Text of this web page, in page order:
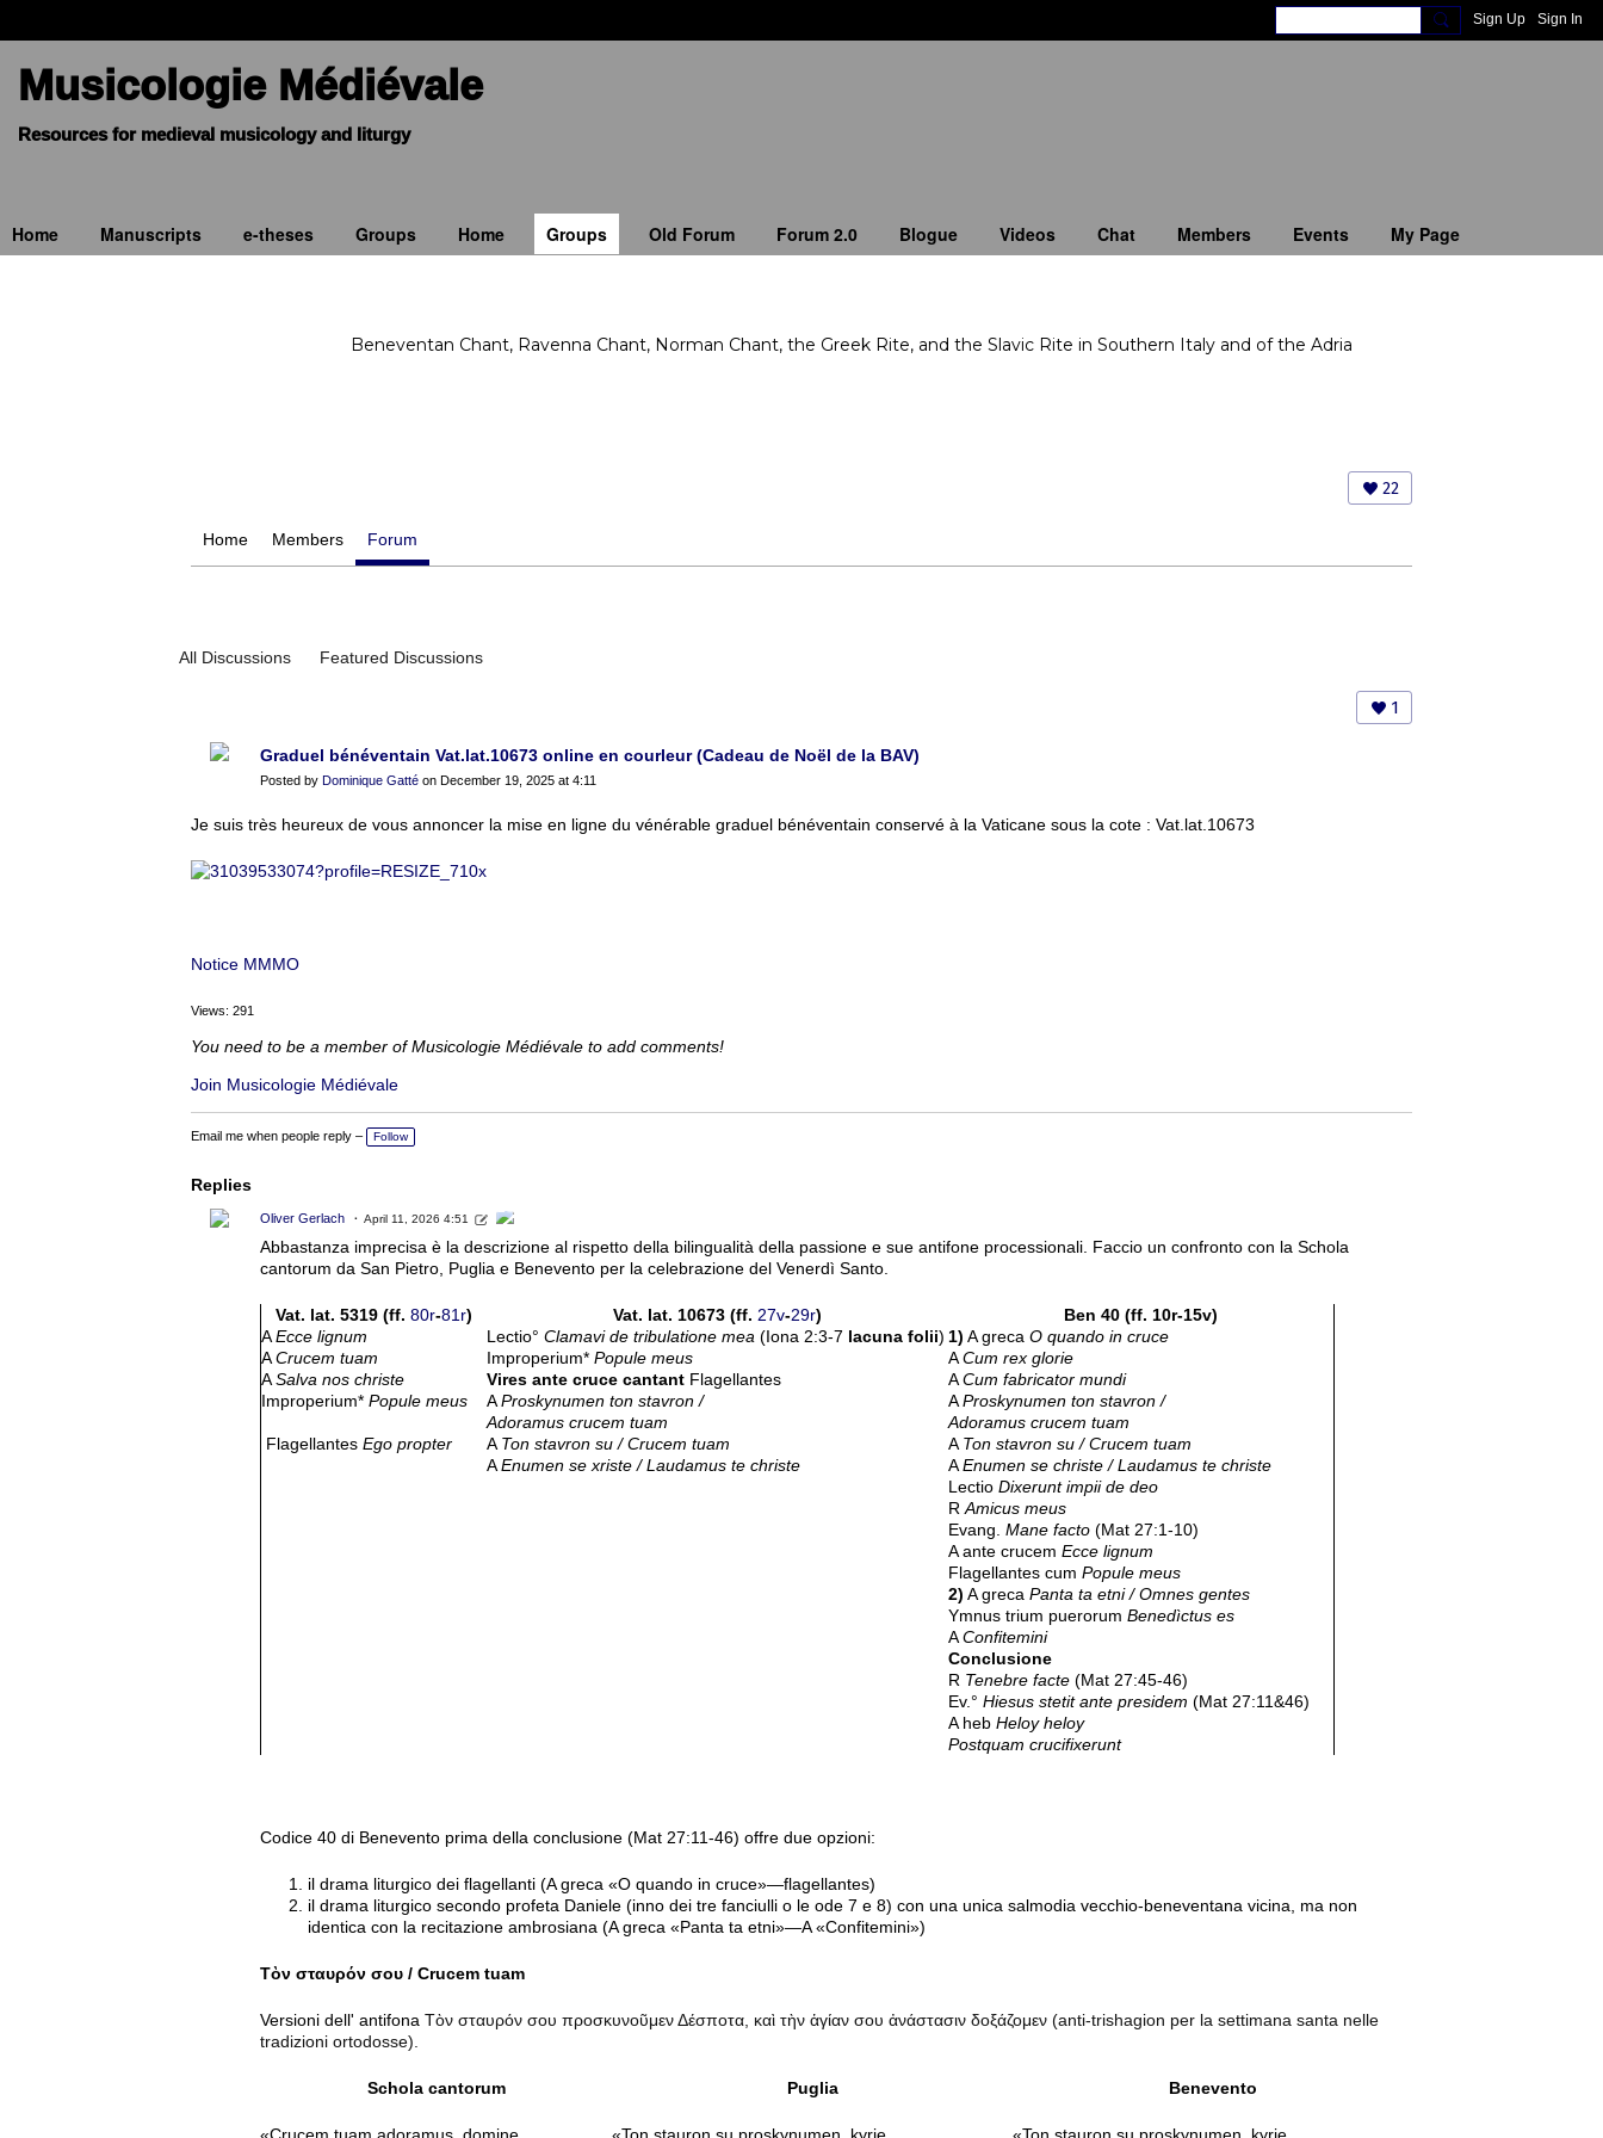
Sign Up Sign In
Musicologie Médiévale
Home Manuscripts e-theses Groups Home Groups Old Forum Forum 2.0 Blogue Videos Chat Members Events My Page
Beneventan Chant, Ravenna Chant, Norman Chant, the Greek Rite, and the Slavic Rite in Southern Italy and of the Adria
22
Home Members Forum
All Discussions Featured Discussions
1
Graduel bénéventain Vat.lat.10673 online en courleur (Cadeau de Noël de la BAV)
Posted by Dominique Gatté on December 19, 2025 at 4:11
Je suis très heureux de vous annoncer la mise en ligne du vénérable graduel bénéventain conservé à la Vaticane sous la cote : Vat.lat.10673
Notice MMMO
Views: 291
You need to be a member of Musicologie Médiévale to add comments!
Join Musicologie Médiévale
Email me when people reply – Follow
Replies
Oliver Gerlach April 11, 2026 4:51
Abbastanza imprecisa è la descrizione al rispetto della bilingualità della passione e sue antifone processionali. Faccio un confronto con la Schola
cantorum da San Pietro, Puglia e Benevento per la celebrazione del Venerdì Santo.
Vat. lat. 5319 (ff. 80r-81r) Vat. lat. 10673 (ff. 27v-29r)
Ben 40 (ff. 10r-15v)
AEcce lignum Lectio° Clamavi de tribulatione mea (Iona 2:3-7 lacuna folii) 1) A greca O quando in cruce
ACrucem tuam Improperium* Popule meus ACum rex glorie
ASalva nos christe Vires ante cruce cantant Flagellantes ACum fabricator mundi
Improperium* Popule meus AProskynumen ton stavron /
Adoramus crucem tuam
AProskynumen ton stavron /
Adoramus crucem tuam
Flagellantes Ego propter ATon stavron su / Crucem tuam ATon stavron su / Crucem tuam
AEnumen se xriste / Laudamus te christe AEnumen se christe / Laudamus te christe
Lectio Dixerunt impii de deo
RAmicus meus
Evang. Mane facto (Mat 27:1-10)
A ante crucem Ecce lignum
Flagellantes cum Popule meus
2) A greca Panta ta etni / Omnes gentes
Ymnus trium puerorum Benedìctus es
AConfitemini
Conclusione
R Tenebre facte (Mat 27:45-46)
Ev.° Hiesus stetit ante presidem (Mat 27:11&46)
A heb Heloy heloy
Postquam crucifixerunt
Codice 40 di Benevento prima della conclusione (Mat 27:11-46) offre due opzioni:
il drama liturgico dei flagellanti (A greca «O quando in cruce»—flagellantes)
il drama liturgico secondo profeta Daniele (inno dei tre fanciulli o le ode 7 e 8) con una unica salmodia vecchio-beneventana vicina, ma non
identica con la recitazione ambrosiana (A greca «Panta ta etni»—A «Confitemini»)
Τὸν σταυρόν σου / Crucem tuam
Versioni dell' antifona Τὸν σταυρόν σου προσκυνοῦμεν Δέσποτα, καὶ τὴν ἁγίαν σου ἀνάστασιν δοξάζομεν (anti-trishagion per la settimana santa nelle
tradizioni ortodosse).
Schola cantorum Puglia Benevento